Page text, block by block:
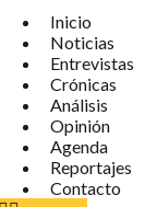
Inicio
Noticias
Entrevistas
Crónicas
Análisis
Opinión
Agenda
Reportajes
Contacto